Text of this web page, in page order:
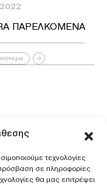
τεχνολογίες
σε πληροφορίες
θα μας επιτρέψει
ΠΑΡΕΛΚΟΜΕΝΑ